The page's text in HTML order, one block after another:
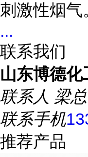
刺激性烟气
...
联系我们
山东博德化
联系人 梁总
联系手机
推荐产品